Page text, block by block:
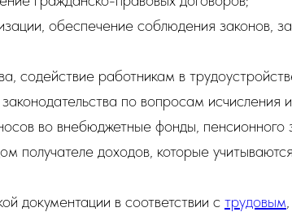
обеспечение соблюдения законов,
содействие работникам в
по вопросам исчисления
во внебюджетные фонды,
получателе доходов, которые
документации в соответствии с трудовым,